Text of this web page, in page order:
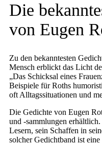
Die
von Eugen
Zu den bekanntesten
Mensch erblickt das Licht
„Das Schicksal eines
Beispiele für Roths
oft Alltagssituationen und
Die Gedichte von Eugen
und -sammlungen
Lesern, sein Schaffen in
solcher Gedichtband ist